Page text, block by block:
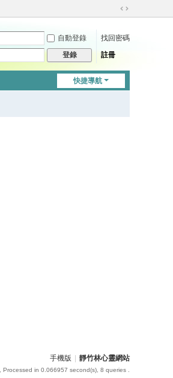
切
到
自動登錄
找回密碼
登錄 註冊
快捷導航
手機版 靜竹林心靈網站
, Processed in 0.066957 second(s), 8 queries .